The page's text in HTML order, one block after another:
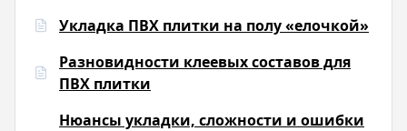
Укладка ПВХ плитки на полу «елочкой»
Разновидности клеевых составов для
ПВХ плитки
Нюансы укладки, сложности и ошибки